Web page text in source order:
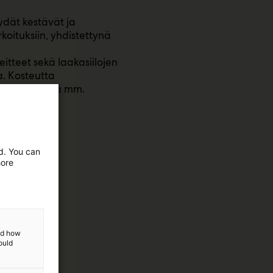
kestävät ja
yhdistettynä
sekä laakasiilojen
Kosteutta
säästöä mm.
You can
how